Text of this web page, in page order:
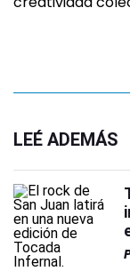
LEÉ ADEMÁS